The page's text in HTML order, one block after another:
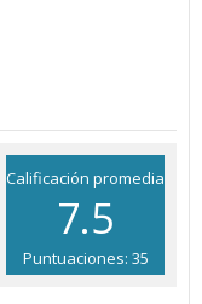
Calificación promedia
7.5
Puntuaciones: 35